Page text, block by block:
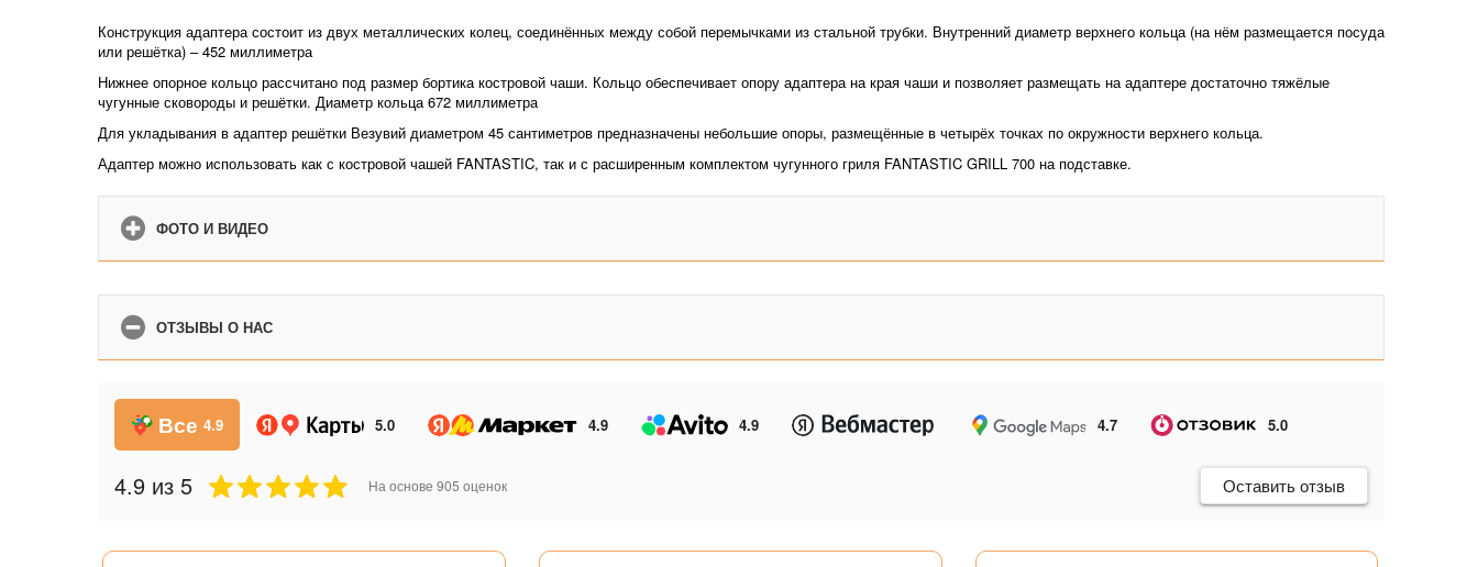
Конструкция адаптера состоит из двух металлических колец, соединённых между собой перемычками из стальной трубки. Внутренний диаметр верхнего кольца (на нём размещается посуда
или решётка) – 452 миллиметра
Нижнее опорное кольцо рассчитано под размер бортика костровой чаши. Кольцо обеспечивает опору адаптера на края чаши и позволяет размещать на адаптере достаточно тяжёлые
чугунные сковороды и решётки. Диаметр кольца 672 миллиметра
Для укладывания в адаптер решётки Везувий диаметром 45 сантиметров предназначены небольшие опоры, размещённые в четырёх точках по окружности верхнего кольца.
Адаптер можно использовать как с костровой чашей FANTASTIC, так и с расширенным комплектом чугунного гриля FANTASTIC GRILL 700 на подставке.
ФОТО И ВИДЕО
ОТЗЫВЫ О НАС
Все 4.9 5.0 4.9 4.9 4.7 5.0
4.9из 5 На основе 905 оценок Оставить отзыв